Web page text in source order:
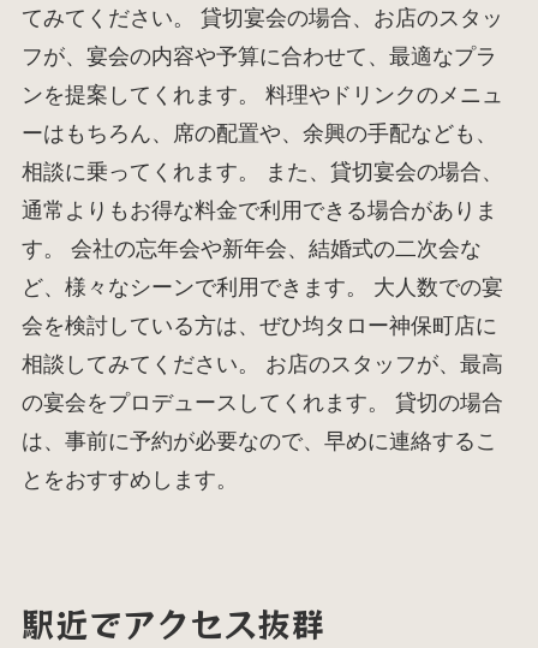
てみてください。 貸切宴会の場合、お店のスタッ
フが、宴会の内容や予算に合わせて、最適なプラ
ンを提案してくれます。 料理やドリンクのメニュ
ーはもちろん、席の配置や、余興の手配なども、
相談に乗ってくれます。 また、貸切宴会の場合、
通常よりもお得な料金で利用できる場合がありま
す。 会社の忘年会や新年会、結婚式の二次会な
ど、様々なシーンで利用できます。 大人数での宴
会を検討している方は、ぜひ均タロー神保町店に
相談してみてください。 お店のスタッフが、最高
の宴会をプロデュースしてくれます。 貸切の場合
は、事前に予約が必要なので、早めに連絡するこ
とをおすすめします。
駅近でアクセス抜群